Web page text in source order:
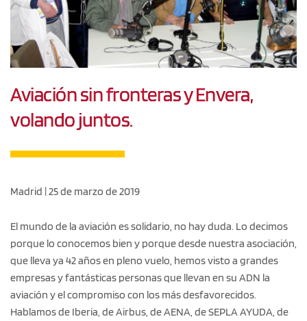
Aviación sin fronteras y Envera,
volando juntos.
Madrid | 25 de marzo de 2019
El mundo de la aviación es solidario, no hay duda. Lo decimos
porque lo conocemos bien y porque desde nuestra asociación,
que lleva ya 42 años en pleno vuelo, hemos visto a grandes
empresas y fantásticas personas que llevan en su ADN la
aviación y el compromiso con los más desfavorecidos.
Hablamos de Iberia, de Airbus, de AENA, de SEPLA AYUDA, de